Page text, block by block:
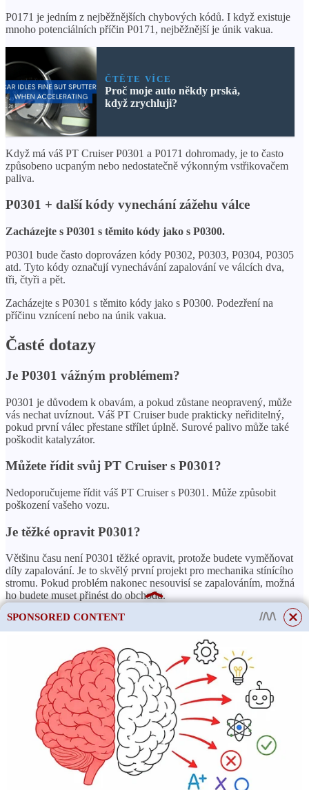
P0171 je jedním z nejběžnějších chybových kódů. I když existuje
mnoho potenciálních příčin P0171, nejběžnější je únik vakua.
ČTĚTE VÍCE
Proč moje auto někdy prská,
když zrychluji?
Když má váš PT Cruiser P0301 a P0171 dohromady, je to často
způsobeno ucpaným nebo nedostatečně výkonným vstřikovačem
paliva.
P0301 + další kódy vynechání zážehu válce
Zacházejte s P0301 s těmito kódy jako s P0300.
P0301 bude často doprovázen kódy P0302, P0303, P0304, P0305
atd. Tyto kódy označují vynechávání zapalování ve válcích dva,
tři, čtyři a pět.
Zacházejte s P0301 s těmito kódy jako s P0300. Podezření na
příčinu vznícení nebo na únik vakua.
Časté dotazy
Je P0301 vážným problémem?
P0301 je důvodem k obavám, a pokud zůstane neopravený, může
vás nechat uvíznout. Váš PT Cruiser bude prakticky neřiditelný,
pokud první válec přestane střílet úplně. Surové palivo může také
poškodit katalyzátor.
Můžete řídit svůj PT Cruiser s P0301?
Nedoporučujeme řídit váš PT Cruiser s P0301. Může způsobit
poškození vašeho vozu.
Je těžké opravit P0301?
Většinu času není P0301 těžké opravit, protože budete vyměňovat
díly zapalování. Je to skvělý první projekt pro mechanika stínícího
stromu. Pokud problém nakonec nesouvisí se zapalováním, možná
ho budete muset přinést do obchodu.
SPONSORED CONTENT